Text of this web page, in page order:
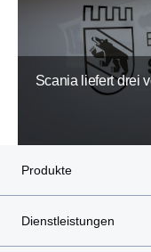
Scania liefert drei
Produkte
Dienstleistungen